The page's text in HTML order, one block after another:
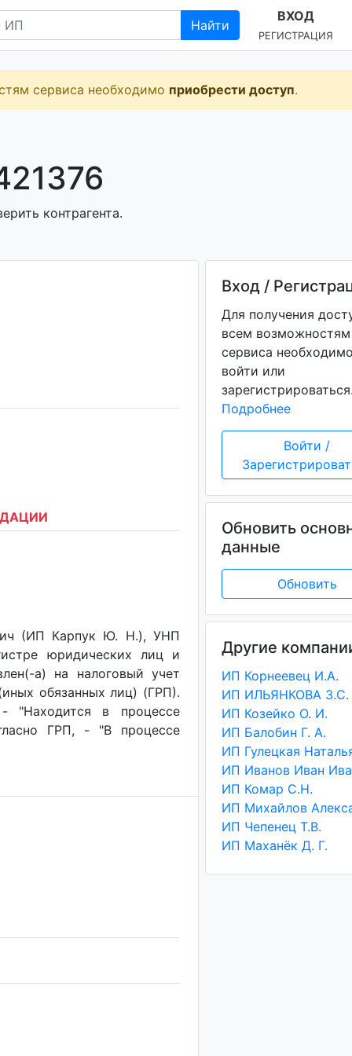
Найти
ВХОД
РЕГИСТРАЦИЯ
сервиса необходимо приобрести доступ.
контрагента.
(ИП Карпук Ю. Н.), УНП
юридических лиц и
a) на налоговый учет
обязанных лиц) (ГРП).
- "Находится в процессе
ГРП, - "В процессе
Вход /
Для получения
всем возможностям
сервиса
войти или
Подробнее
Войти /
Обновить
данные
Обновить
Другие
ИП Корнеевец И.А.
ИП ИЛЬЯНКОВА З.С.
ИП Козейко О. И.
ИП Балобин Г. А.
ИП Иванов Иван
ИП Комар С.Н.
ИП Чепенец Т.В.
ИП Маханёк Д. Г.